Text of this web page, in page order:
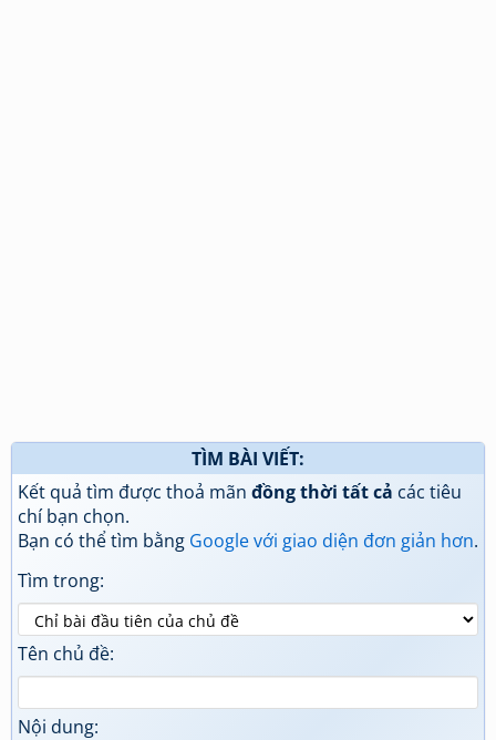
TÌM BÀI VIẾT:
Kết quả tìm được thoả mãn đồng thời tất cả các tiêu
chí bạn chọn.
Bạn có thể tìm bằng Google với giao diện đơn giản hơn.
Tìm trong:
Tên chủ đề:
Nội dung: